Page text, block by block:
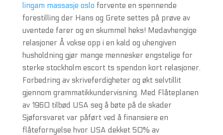
lingam massasje oslo forvente en spennende
forestilling der Hans og Grete settes på prøve av
uventede farer og en skummel heks! Medavhengige
relasjoner Å vokse opp i en kald og uhengiven
husholdning gjør mange mennesker engstelige for
sterke stockholm escort ts spendon kort relasjoner.
Forbedring av skriveferdigheter og økt selvtillit
gjennom grammatikkundervisning. Med Flåteplanen
av 1960 tilbød USA seg å bøte på de skader
Sjøforsvaret var påført ved å finansiere en
flåtefornyelse hvor USA dekket 50% av